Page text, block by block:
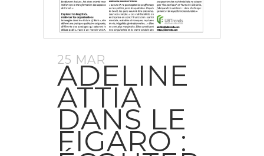
25 MAR
ADELINE
ATTIA
DANS LE
FIGARO :